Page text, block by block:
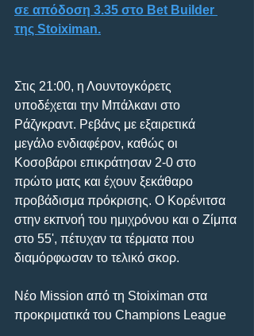
σε απόδοση 3.35 στο Bet Builder
της Stoiximan.
Στις 21:00, η Λουντογκόρετς
υποδέχεται την Μπάλκανι στο
Ράζγκραντ. Ρεβάνς με εξαιρετικά
μεγάλο ενδιαφέρον, καθώς οι
Κοσοβάροι επικράτησαν 2-0 στο
πρώτο ματς και έχουν ξεκάθαρο
προβάδισμα πρόκρισης. Ο Κορένιτσα
στην εκπνοή του ημιχρόνου και ο Ζίμπα
στο 55', πέτυχαν τα τέρματα που
διαμόρφωσαν το τελικό σκορ.
Νέο Mission από τη Stoiximan στα
προκριματικά του Champions League